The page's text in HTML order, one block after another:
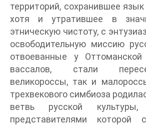
территорий, сохранившее
хотя и утратившее в
этническую чистоту, с
освободительную миссию
отвоеванные у
вассалов, стали
великороссы, так и
трехвекового симбиоза
ветвь русской культуры,
представителями которой